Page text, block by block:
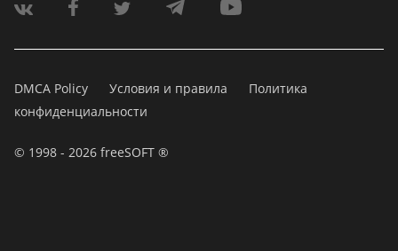
DMCA Policy Условия и правила
Политика
конфиденциальности
© 1998 - 2026 freeSOFT ®